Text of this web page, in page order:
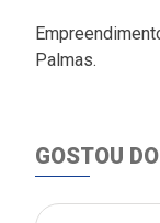
Palmas.
GOSTOU